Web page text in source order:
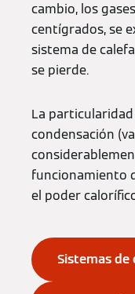
cambio, los
centígrados, se
sistema de
se pierde.
La
condensación
funcionamiento
el poder
Sistemas de